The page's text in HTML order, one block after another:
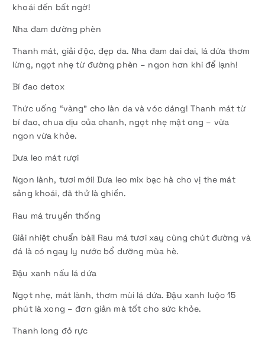
khoái đến bất ngờ!
Nha đam đường phèn
Thanh mát, giải độc, đẹp da. Nha đam dai dai, lá dứa thơm
lừng, ngọt nhẹ từ đường phèn – ngon hơn khi để lạnh!
Bí đao detox
Thức uống “vàng” cho làn da và vóc dáng! Thanh mát từ
bí đao, chua dịu của chanh, ngọt nhẹ mật ong – vừa
ngon vừa khỏe.
Dưa leo mát rượi
Ngon lành, tươi mới! Dưa leo mix bạc hà cho vị the mát
sảng khoái, đã thử là ghiền.
Rau má truyền thống
Giải nhiệt chuẩn bài! Rau má tươi xay cùng chút đường và
đá là có ngay ly nước bổ dưỡng mùa hè.
Đậu xanh nấu lá dứa
Ngọt nhẹ, mát lành, thơm mùi lá dứa. Đậu xanh luộc 15
phút là xong – đơn giản mà tốt cho sức khỏe.
Thanh long đỏ rực